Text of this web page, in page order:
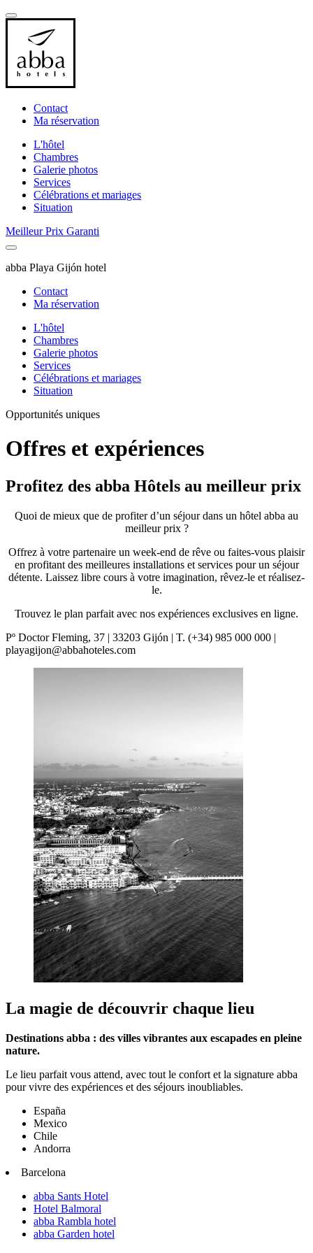
Contact
Ma réservation
L'hôtel
Chambres
Galerie photos
Services
Célébrations et mariages
Situation
Meilleur Prix Garanti
abba Playa Gijón hotel
Contact
Ma réservation
L'hôtel
Chambres
Galerie photos
Services
Célébrations et mariages
Situation
Opportunités uniques
Offres et expériences
Profitez des abba Hôtels au meilleur prix
Quoi de mieux que de profiter d’un séjour dans un hôtel abba au
meilleur prix ?
Offrez à votre partenaire un week-end de rêve ou faites-vous plaisir
en profitant des meilleures installations et services pour un séjour
détente. Laissez libre cours à votre imagination, rêvez-le et réalisez-
le.
Trouvez le plan parfait avec nos expériences exclusives en ligne.
Pº Doctor Fleming, 37 | 33203 Gijón | T. (+34) 985 000 000 |
playagijon@abbahoteles.com
La magie de découvrir chaque lieu
Destinations abba : des villes vibrantes aux escapades en pleine
nature.
Le lieu parfait vous attend, avec tout le confort et la signature abba
pour vivre des expériences et des séjours inoubliables.
España
Mexico
Chile
Andorra
Barcelona
abba Sants Hotel
Hotel Balmoral
abba Rambla hotel
abba Garden hotel